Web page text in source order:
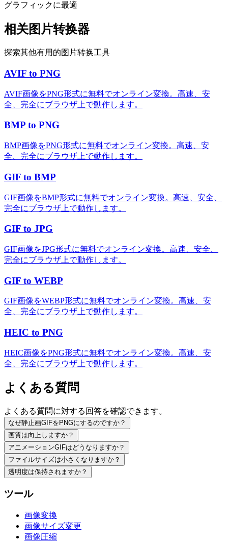
グラフィックに最適
相关图片转换器
探索其他有用的图片转换工具
AVIF to PNG
AVIF画像をPNG形式に無料でオンライン変換。高速、安
全、完全にブラウザ上で動作します。
BMP to PNG
BMP画像をPNG形式に無料でオンライン変換。高速、安
全、完全にブラウザ上で動作します。
GIF to BMP
GIF画像をBMP形式に無料でオンライン変換。高速、安全、
完全にブラウザ上で動作します。
GIF to JPG
GIF画像をJPG形式に無料でオンライン変換。高速、安全、
完全にブラウザ上で動作します。
GIF to WEBP
GIF画像をWEBP形式に無料でオンライン変換。高速、安
全、完全にブラウザ上で動作します。
HEIC to PNG
HEIC画像をPNG形式に無料でオンライン変換。高速、安
全、完全にブラウザ上で動作します。
よくある質問
よくある質問に対する回答を確認できます。
なぜ静止画GIFをPNGにするのですか？
画質は向上しますか？
アニメーションGIFはどうなりますか？
ファイルサイズは小さくなりますか？
透明度は保持されますか？
ツール
画像変換
画像サイズ変更
画像圧縮